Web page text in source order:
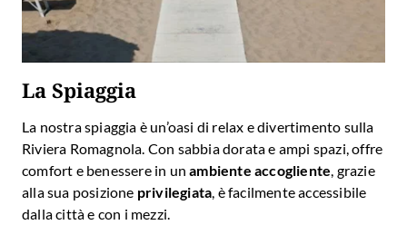
La Spiaggia
La nostra spiaggia è un’oasi di relax e divertimento sulla
Riviera Romagnola. Con sabbia dorata e ampi spazi, offre
comfort e benessere in unambiente accogliente , grazie
alla sua posizione privilegiata , è facilmente accessibile
dalla città e con i mezzi.